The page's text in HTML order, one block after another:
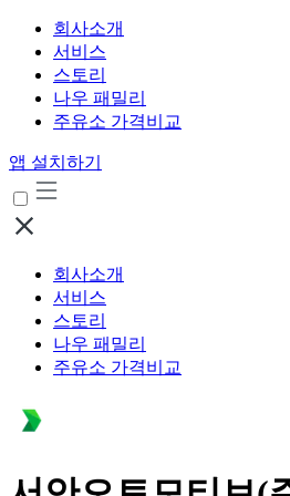
회사소개
서비스
스토리
나우 패밀리
주유소 가격비교
앱 설치하기
회사소개
서비스
스토리
나우 패밀리
주유소 가격비교